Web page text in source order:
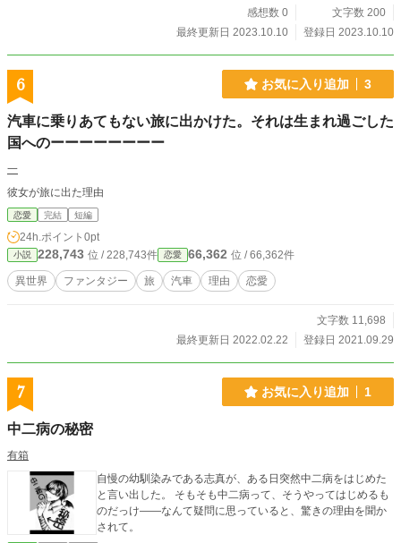
感想数 0
文字数 200
最終更新日 2023.10.10
登録日 2023.10.10
6 お気に入り追加 3
汽車に乗りあてもない旅に出かけた。それは生まれ過ごした
国へのーーーーーーーー
一
彼女が旅に出た理由
恋愛 完結 短編
24h.ポイント 0pt
小説 228,743 位 / 228,743件 恋愛 66,362 位 / 66,362件
異世界 ファンタジー 旅 汽車 理由 恋愛
文字数 11,698
最終更新日 2022.02.22
登録日 2021.09.29
7 お気に入り追加 1
中二病の秘密
有箱
自慢の幼馴染みである志真が、ある日突然中二病をはじめた
と言い出した。 そもそも中二病って、そうやってはじめるも
のだっけ――なんて疑問に思っていると、驚きの理由を聞か
されて。